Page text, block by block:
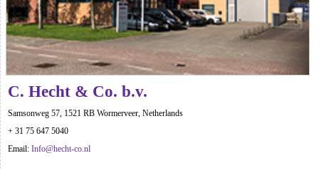
C. Hecht & Co. b.v.
Samsonweg 57, 1521 RB Wormerveer, Netherlands
+ 31 75 647 5040
Email: Info@hecht-co.nl